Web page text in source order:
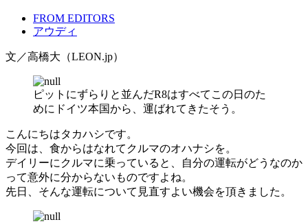
FROM EDITORS
アウディ
文／高橋大（LEON.jp）
ピットにずらりと並んだR8はすべてこの日のた
めにドイツ本国から、運ばれてきたそう。
こんにちはタカハシです。
今回は、食からはなれてクルマのオハナシを。
デイリーにクルマに乗っていると、自分の運転がどうなのか
って意外に分からないものですよね。
先日、そんな運転について見直すよい機会を頂きました。